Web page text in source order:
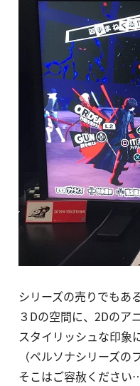
シリーズの売りでもあ
３Dの空間に、2Dのア
スタイリッシュな印象
（ペルソナシリーズ
そこはご容赦ください…